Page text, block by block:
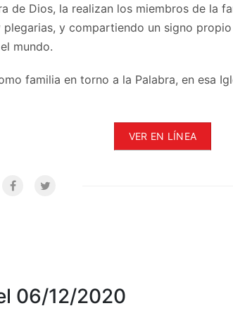
de Dios, la realizan los miembros de la
y compartiendo un signo
mundo.
familia en torno a la Palabra, en esa
VER EN LÍNEA
06/12/2020